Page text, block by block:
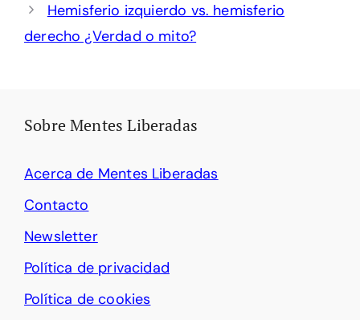
Hemisferio izquierdo vs. hemisferio
derecho ¿Verdad o mito?
Sobre Mentes Liberadas
Acerca de Mentes Liberadas
Contacto
Newsletter
Política de privacidad
Política de cookies